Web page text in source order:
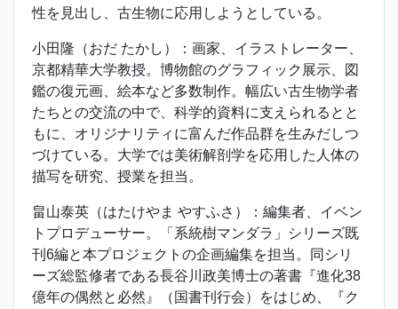
性を見出し、古生物に応用しようとしている。
小田隆（おだ たかし）：画家、イラストレーター、
京都精華大学教授。博物館のグラフィック展示、図
鑑の復元画、絵本など多数制作。幅広い古生物学者
たちとの交流の中で、科学的資料に支えられるとと
もに、オリジナリティに富んだ作品群を生みだしつ
づけている。大学では美術解剖学を応用した人体の
描写を研究、授業を担当。
畠山泰英（はたけやま やすふさ）：編集者、イベン
トプロデューサー。「系統樹マンダラ」シリーズ既
刊6編と本プロジェクトの企画編集を担当。同シリ
ーズ総監修者である長谷川政美博士の著書『進化38
億年の偶然と必然』（国書刊行会）をはじめ、『ク